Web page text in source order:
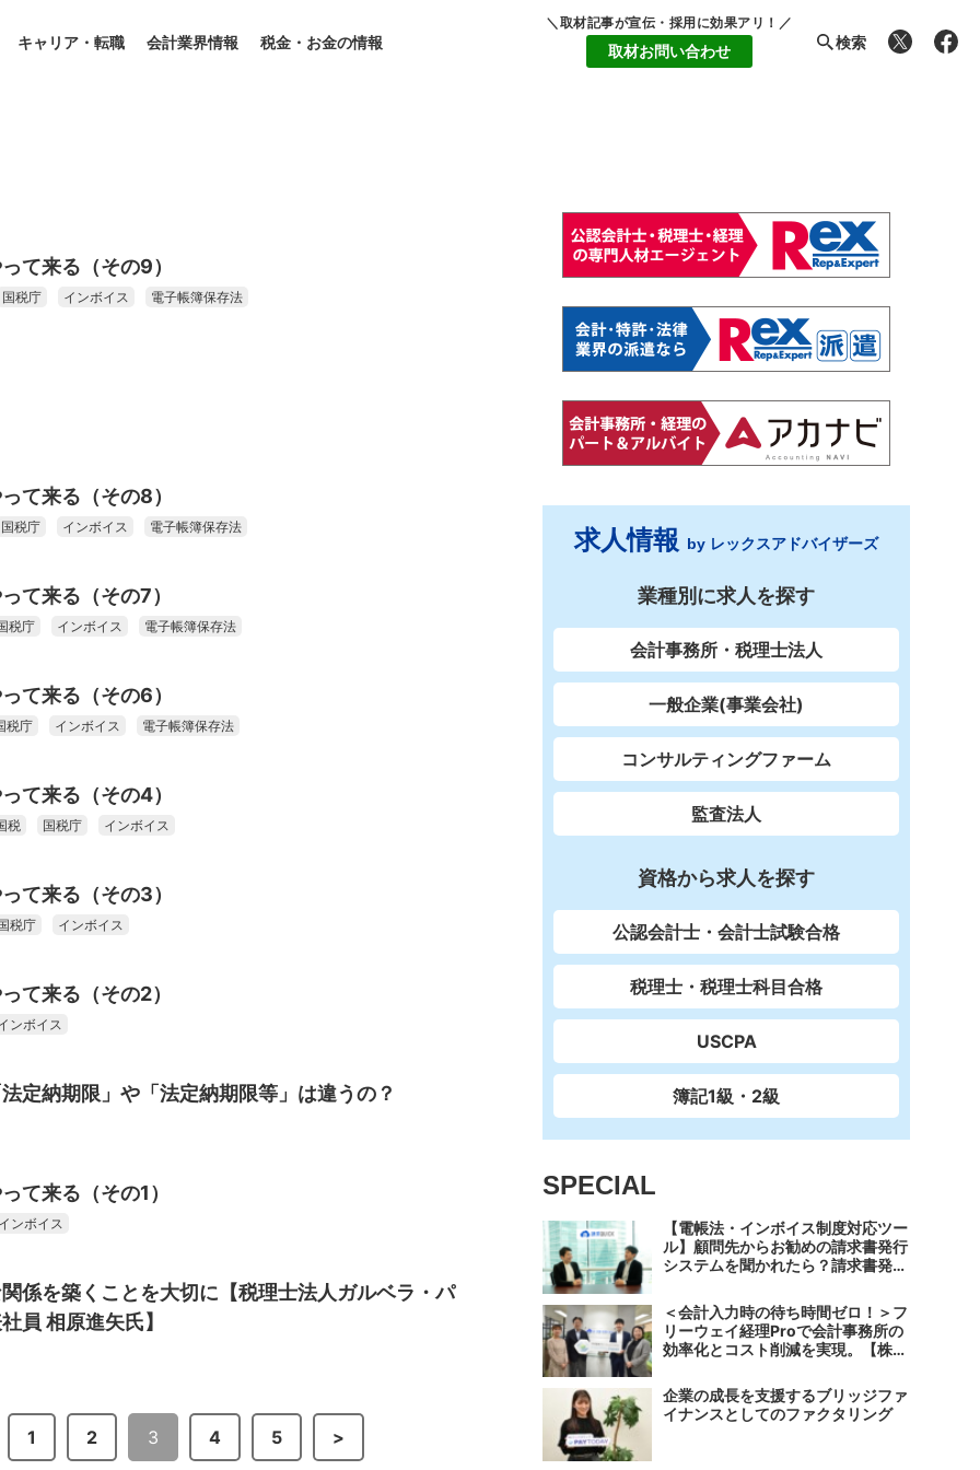
キャリア・転職 会計業界情報 税金・お金の情報
＼取材記事が宣伝・採用に効果アリ！／
取材お問い合わせ 検索
て来る（その9）
国税庁 インボイス 電子帳簿保存法
て来る（その8）
国税庁 インボイス 電子帳簿保存法
て来る（その7）
税庁 インボイス 電子帳簿保存法
て来る（その6）
税庁 インボイス 電子帳簿保存法
て来る（その4）
税 国税庁 インボイス
て来る（その3）
税庁 インボイス
て来る（その2）
ンボイス
定納期限」や「法定納期限等」は違うの？
て来る（その1）
ンボイス
係を築くことを大切に【税理士法人ガルベラ・パ
員 相原進矢氏】
1 2 3 4 5 >
求人情報 by レックスアドバイザーズ
業種別に求人を探す
会計事務所・税理士法人
一般企業(事業会社)
コンサルティングファーム
監査法人
資格から求人を探す
公認会計士・会計士試験合格
税理士・税理士科目合格
USCPA
簿記1級・2級
SPECIAL
【電帳法・インボイス制度対応ツー
ル】顧問先からお勧めの請求書発行
システムを聞かれたら？請求書発行
つのシステムで完結する 「請求
QUICK」の魅力に迫る
＜会計入力時の待ち時間ゼロ！＞フ
リーウェイ経理Proで会計事務所の
効率化とコスト削減を実現。【株式
郷税理士法人（経理宅配便事業
部）】
企業の成長を支援するブリッジファ
イナンスとしてのファクタリング